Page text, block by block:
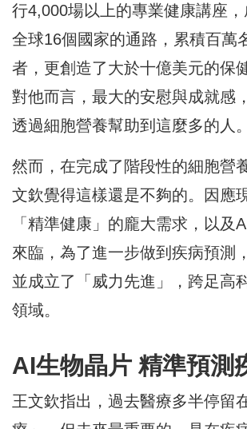
行4,000場以上的專業健康講座
全球16個國家的通路，累積百萬
者，更創造了大於十億美元的保
對他而言，最大的安慰與成就感
透過細胞營養幫助到這麼多的人。
然而，在完成了階段性的細胞營
文欽覺得這樣還是不夠的。因應
「精準健康」的龐大需求，以及
來臨，為了進一步做到疾病預測
並成立了「威力先進」，跨足高
領域。
AI生物晶片 精準預測
王文欽指出，過去醫療多半停留